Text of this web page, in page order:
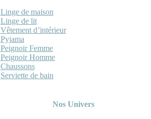
Linge de maison
Linge de lit
Vêtement d’intérieur
Pyjama
Peignoir Femme
Peignoir Homme
Chaussons
Serviette de bain
Nos Univers